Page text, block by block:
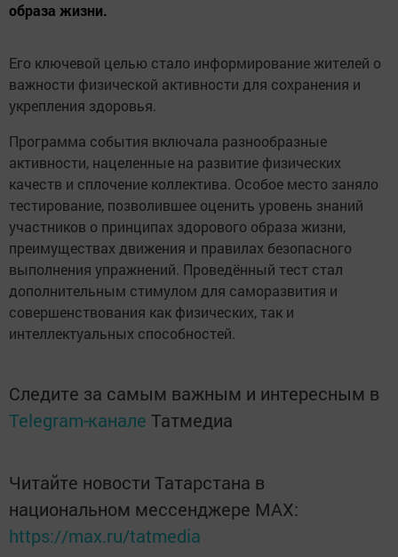
образа жизни.
Его ключевой целью стало информирование жителей о
важности физической активности для сохранения и
укрепления здоровья.
Программа события включала разнообразные
активности, нацеленные на развитие физических
качеств и сплочение коллектива. Особое место заняло
тестирование, позволившее оценить уровень знаний
участников о принципах здорового образа жизни,
преимуществах движения и правилах безопасного
выполнения упражнений. Проведённый тест стал
дополнительным стимулом для саморазвития и
совершенствования как физических, так и
интеллектуальных способностей.
Следите за самым важным и интересным в
Telegram-канале Татмедиа
Читайте новости Татарстана в
национальном мессенджере MАХ:
https://max.ru/tatmedia